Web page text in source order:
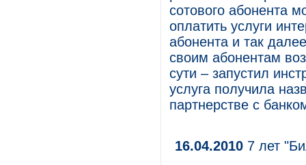
сотового абонента
оплатить услуги
абонента и так
своим абонентам
сути – запустил
услуга получила
партнерстве с
16.04.2010 7 лет